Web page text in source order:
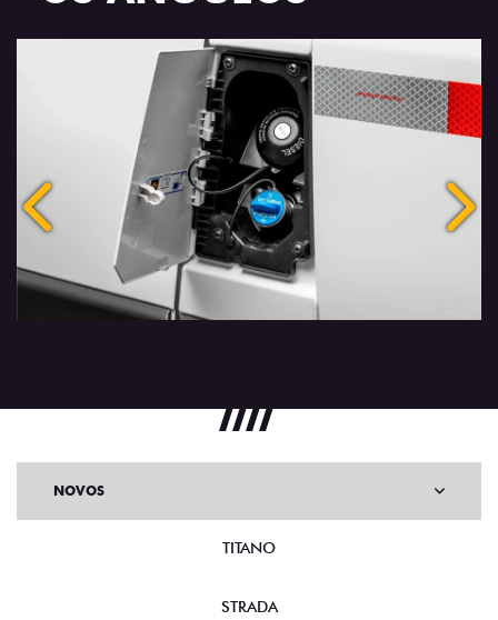
Anterior
NOVOS
TITANO
STRADA